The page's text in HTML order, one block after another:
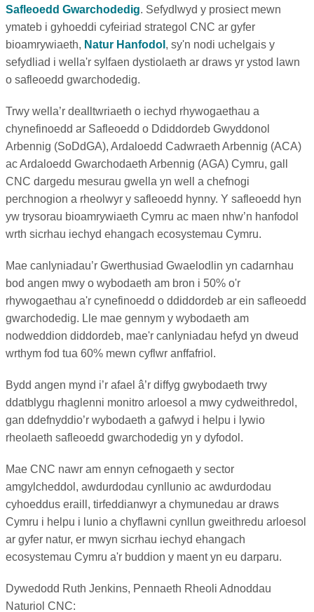
Safleoedd Gwarchodedig. Sefydlwyd y prosiect mewn
ymateb i gyhoeddi cyfeiriad strategol CNC ar gyfer
bioamrywiaeth, Natur Hanfodol , sy'n nodi uchelgais y
sefydliad i wella'r sylfaen dystiolaeth ar draws yr ystod lawn
o safleoedd gwarchodedig.
Trwy wella’r dealltwriaeth o iechyd rhywogaethau a
chynefinoedd ar Safleoedd o Ddiddordeb Gwyddonol
Arbennig (SoDdGA), Ardaloedd Cadwraeth Arbennig (ACA)
ac Ardaloedd Gwarchodaeth Arbennig (AGA) Cymru, gall
CNC dargedu mesurau gwella yn well a chefnogi
perchnogion a rheolwyr y safleoedd hynny. Y safleoedd hyn
yw trysorau bioamrywiaeth Cymru ac maen nhw’n hanfodol
wrth sicrhau iechyd ehangach ecosystemau Cymru.
Mae canlyniadau’r Gwerthusiad Gwaelodlin yn cadarnhau
bod angen mwy o wybodaeth am bron i 50% o'r
rhywogaethau a'r cynefinoedd o ddiddordeb ar ein safleoedd
gwarchodedig. Lle mae gennym y wybodaeth am
nodweddion diddordeb, mae'r canlyniadau hefyd yn dweud
wrthym fod tua 60% mewn cyflwr anffafriol.
Bydd angen mynd i’r afael â’r diffyg gwybodaeth trwy
ddatblygu rhaglenni monitro arloesol a mwy cydweithredol,
gan ddefnyddio’r wybodaeth a gafwyd i helpu i lywio
rheolaeth safleoedd gwarchodedig yn y dyfodol.
Mae CNC nawr am ennyn cefnogaeth y sector
amgylcheddol, awdurdodau cynllunio ac awdurdodau
cyhoeddus eraill, tirfeddianwyr a chymunedau ar draws
Cymru i helpu i lunio a chyflawni cynllun gweithredu arloesol
ar gyfer natur, er mwyn sicrhau iechyd ehangach
ecosystemau Cymru a'r buddion y maent yn eu darparu.
Dywedodd Ruth Jenkins, Pennaeth Rheoli Adnoddau
Naturiol CNC: